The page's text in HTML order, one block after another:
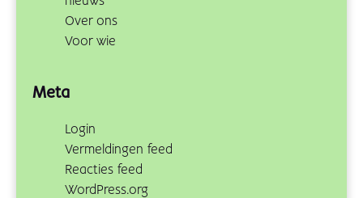
Over ons
Voor wie
Meta
Login
Vermeldingen feed
Reacties feed
WordPress.org